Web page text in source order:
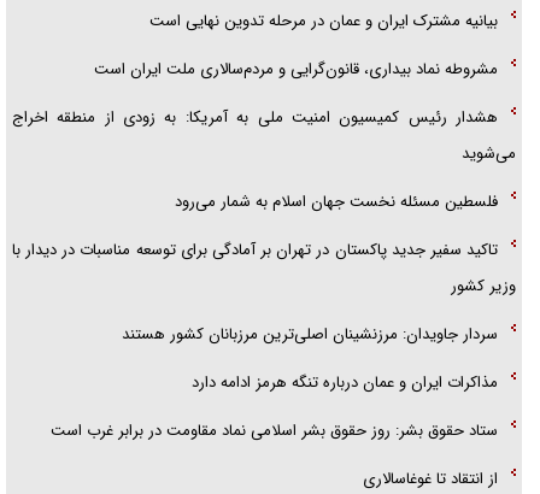
بیانیه مشترک ایران و عمان در مرحله تدوین نهایی است
مشروطه نماد بیداری، قانون‌گرایی و مردم‌سالاری ملت ایران است
هشدار رئیس کمیسیون امنیت ملی به آمریکا: به زودی از منطقه اخراج
می‌شوید
فلسطین مسئله نخست جهان اسلام به شمار می‌رود
تاکید سفیر جدید پاکستان در تهران بر آمادگی برای توسعه مناسبات در دیدار با
وزیر کشور
سردار جاویدان: مرزنشینان اصلی‌ترین مرزبانان کشور هستند
مذاکرات ایران و عمان درباره تنگه هرمز ادامه دارد
ستاد حقوق بشر: روز حقوق بشر اسلامی نماد مقاومت در برابر غرب است
از انتقاد تا غوغاسالاری